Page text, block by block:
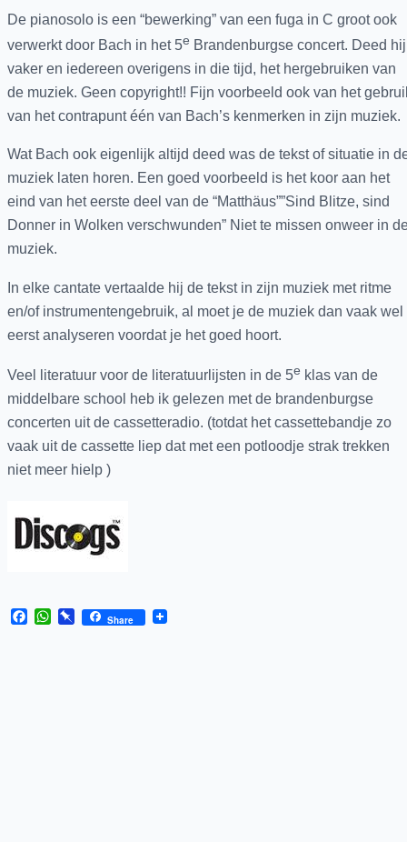
De pianosolo is een “bewerking” van een fuga in C groot ook
verwerkt door Bach in het 5e Brandenburgse concert. Deed hij
vaker en iedereen overigens in die tijd, het hergebruiken van
de muziek. Geen copyright!! Fijn voorbeeld ook van het
van het contrapunt één van Bach’s kenmerken in zijn muziek.
Wat Bach ook eigenlijk altijd deed was de tekst of situatie in
muziek laten horen. Een goed voorbeeld is het koor aan het
eind van het eerste deel van de “Matthäus””Sind Blitze, sind
Donner in Wolken verschwunden” Niet te missen onweer in
muziek.
In elke cantate vertaalde hij de tekst in zijn muziek met ritme
en/of instrumentengebruik, al moet je de muziek dan vaak wel
eerst analyseren voordat je het goed hoort.
Veel literatuur voor de literatuurlijsten in de 5e klas van de
middelbare school heb ik gelezen met de brandenburgse
concerten uit de cassetteradio. (totdat het cassettebandje zo
vaak uit de cassette liep dat met een potloodje strak trekken
niet meer hielp )
Facebook
WhatsApp
Pinboard
Share